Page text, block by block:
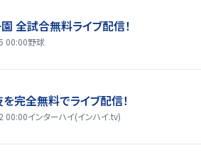
全試合無料ライブ配信！
00:00野球
完全無料でライブ配信！
00:00インターハイ(インハイ.tv)